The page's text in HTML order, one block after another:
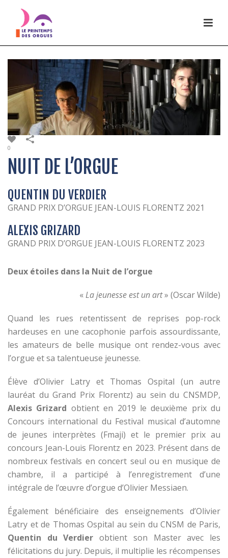
0
NUIT DE L’ORGUE
QUENTIN DU VERDIER
GRAND PRIX D’ORGUE JEAN-LOUIS FLORENTZ 2021
ALEXIS GRIZARD
GRAND PRIX D’ORGUE JEAN-LOUIS FLORENTZ 2023
Deux étoiles dans la Nuit de l’orgue
«La jeunesse est un art» (Oscar Wilde)
Quand les rues retentissent de reprises pop-rock
hardeuses en une cacophonie parfois assourdissante,
les amateurs de belle musique ont rendez-vous avec
l’orgue et sa talentueuse jeunesse.
Élève d’Olivier Latry et Thomas Ospital (un autre
lauréat du Grand Prix Florentz) au sein du CNSMDP,
Alexis Grizard obtient en 2019 le deuxième prix du
Concours international du Festival musical d’automne
de jeunes interprètes (Fmaji) et le premier prix au
concours Jean-Louis Florentz en 2023. Présent dans de
nombreux festivals en concert seul ou en musique de
chambre, il a participé à l’enregistrement d’une
intégrale de l’œuvre d’orgue d’Olivier Messiaen.
Également bénéficiaire des enseignements d’Olivier
Latry et de Thomas Ospital au sein du CNSM de Paris,
Quentin du Verdier obtient son Master avec les
félicitations du jury. Depuis, il multiplie les récompenses